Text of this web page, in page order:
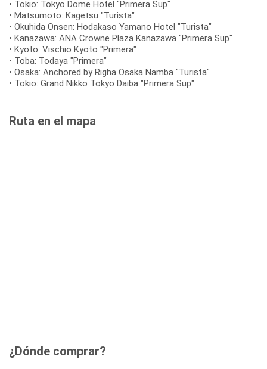
• Tokio: Tokyo Dome Hotel "Primera Sup"
• Matsumoto: Kagetsu "Turista"
• Okuhida Onsen: Hodakaso Yamano Hotel "Turista"
• Kanazawa: ANA Crowne Plaza Kanazawa "Primera Sup"
• Kyoto: Vischio Kyoto "Primera"
• Toba: Todaya "Primera"
• Osaka: Anchored by Righa Osaka Namba "Turista"
• Tokio: Grand Nikko Tokyo Daiba "Primera Sup"
Ruta en el mapa
¿Dónde comprar?